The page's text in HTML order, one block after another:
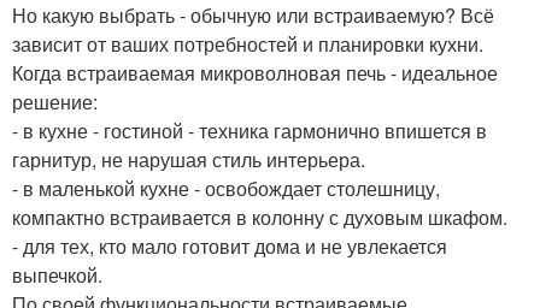
Но какую выбрать - обычную или встраиваемую? Всё
зависит от ваших потребностей и планировки кухни.
Когда встраиваемая микроволновая печь - идеальное
решение:
- в кухне - гостиной - техника гармонично впишется в
гарнитур, не нарушая стиль интерьера.
- в маленькой кухне - освобождает столешницу,
компактно встраивается в колонну с духовым шкафом.
- для тех, кто мало готовит дома и не увлекается
выпечкой.